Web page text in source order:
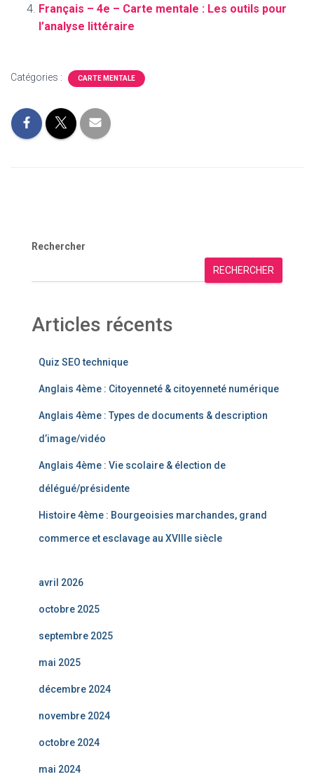
Français – 4e – Carte mentale : Les outils pour
l’analyse littéraire
Catégories : CARTE MENTALE
Rechercher
RECHERCHER
Articles récents
Quiz SEO technique
Anglais 4ème : Citoyenneté & citoyenneté numérique
Anglais 4ème : Types de documents & description
d’image/vidéo
Anglais 4ème : Vie scolaire & élection de
délégué/présidente
Histoire 4ème : Bourgeoisies marchandes, grand
commerce et esclavage au XVIIIe siècle
avril 2026
octobre 2025
septembre 2025
mai 2025
décembre 2024
novembre 2024
octobre 2024
mai 2024